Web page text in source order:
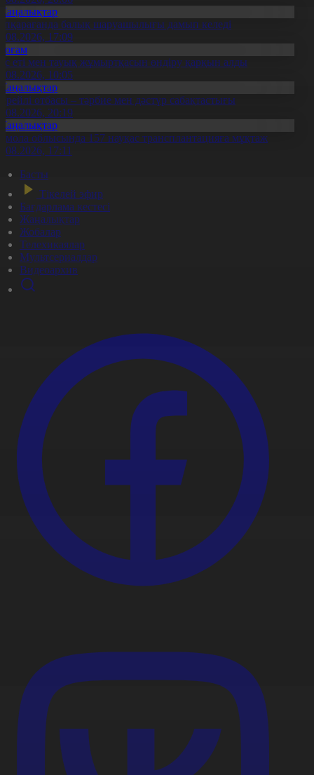
балық шаруашылығы дамып келеді
17:09
еті мен тауық жұмыртқасын өндіру қарқын алды
10:05
отбасы – тәрбие мен дәстүр сабақтастығы
20:19
облысында 157 науқас трансплантацияға мұқтаж
17:11
Басты
Тікелей эфир
Бағдарлама кестесі
Жаңалықтар
Жобалар
Телехикаялар
Мультсериалдар
Видеоархив